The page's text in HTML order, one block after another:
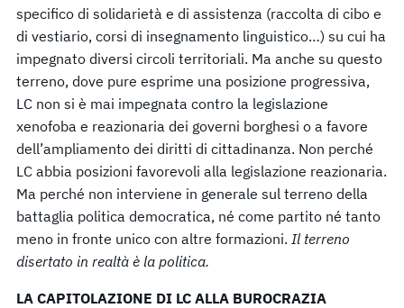
specifico di solidarietà e di assistenza (raccolta di cibo e
di vestiario, corsi di insegnamento linguistico…) su cui ha
impegnato diversi circoli territoriali. Ma anche su questo
terreno, dove pure esprime una posizione progressiva,
LC non si è mai impegnata contro la legislazione
xenofoba e reazionaria dei governi borghesi o a favore
dell’ampliamento dei diritti di cittadinanza. Non perché
LC abbia posizioni favorevoli alla legislazione reazionaria.
Ma perché non interviene in generale sul terreno della
battaglia politica democratica, né come partito né tanto
meno in fronte unico con altre formazioni. Il terreno
disertato in realtà è la politica.
LA CAPITOLAZIONE DI LC ALLA BUROCRAZIA